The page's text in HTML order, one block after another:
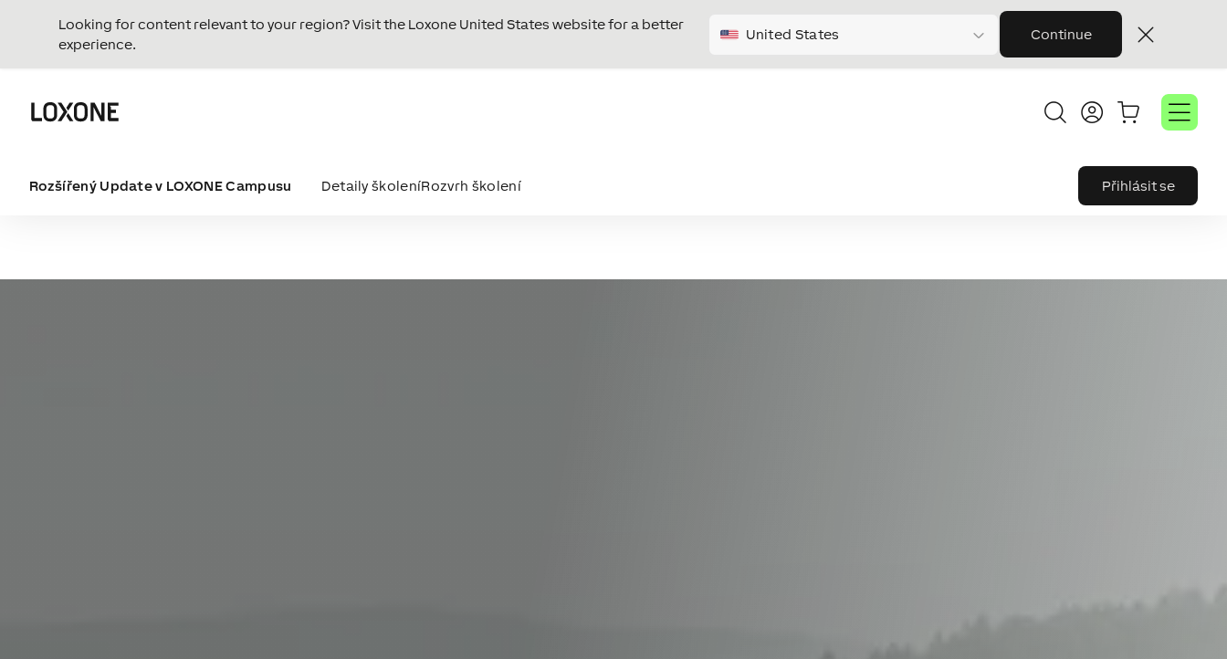
Looking for content relevant to your region? Visit the Loxone United States website for a better
experience.
United States Continue
Rozšířený Update v LOXONE Campusu Detaily školeníRozvrh školení Přihlásit se